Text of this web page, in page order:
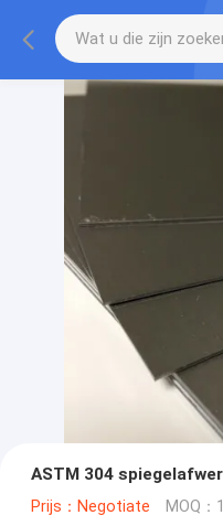
ASTM 304
Prijs：Negotiate MOQ